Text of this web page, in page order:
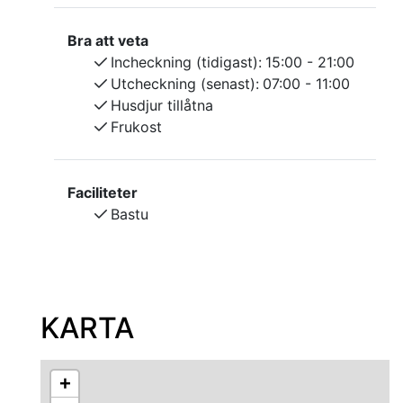
Bra att veta
Incheckning (tidigast): 15:00 - 21:00
Utcheckning (senast): 07:00 - 11:00
Husdjur tillåtna
Frukost
Faciliteter
Bastu
KARTA
+